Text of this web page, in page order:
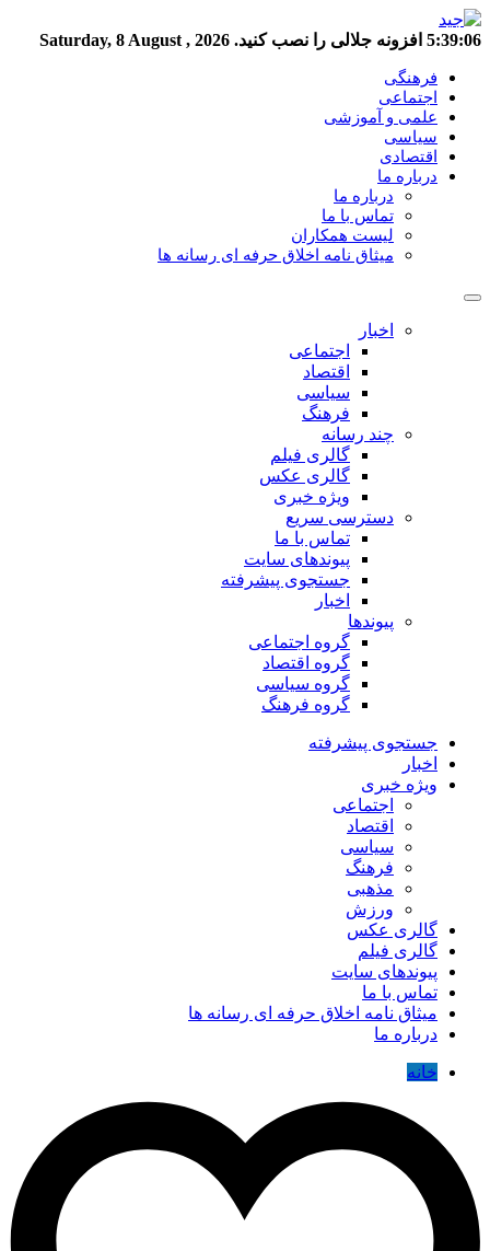
5:39:07 افزونه جلالی را نصب کنید. Saturday, 8 August , 2026
فرهنگی
اجتماعی
علمی و آموزشی
سیاسی
اقتصادی
درباره ما
درباره ما
تماس با ما
لیست همکاران
میثاق نامه اخلاق حرفه ای رسانه ها
اخبار
اجتماعی
اقتصاد
سیاسی
فرهنگ
چند رسانه
گالری فیلم
گالری عکس
ویژه خبری
دسترسی سریع
تماس با ما
پیوندهای سایت
جستجوی پیشرفته
اخبار
پیوندها
گروه اجتماعی
گروه اقتصاد
گروه سیاسی
گروه فرهنگ
جستجوی پیشرفته
اخبار
ویژه خبری
اجتماعی
اقتصاد
سیاسی
فرهنگ
مذهبی
ورزش
گالری عکس
گالری فیلم
پیوندهای سایت
تماس با ما
میثاق نامه اخلاق حرفه ای رسانه ها
درباره ما
خانه